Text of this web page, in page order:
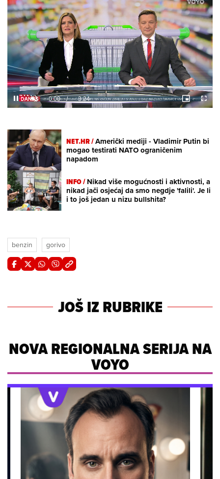
Unmute /
Loaded:
6.97%
NET.HR /Američki mediji - Vladimir Putin bi
mogao testirati NATO ograničenim
napadom
INFO /Nikad više mogućnosti i aktivnosti, a
nikad jači osjećaj da smo negdje 'falili'. Je li
i to još jedan u nizu bullshita?
benzin gorivo
JOŠ IZ RUBRIKE
NOVA REGIONALNA SERIJA NA
VOYO